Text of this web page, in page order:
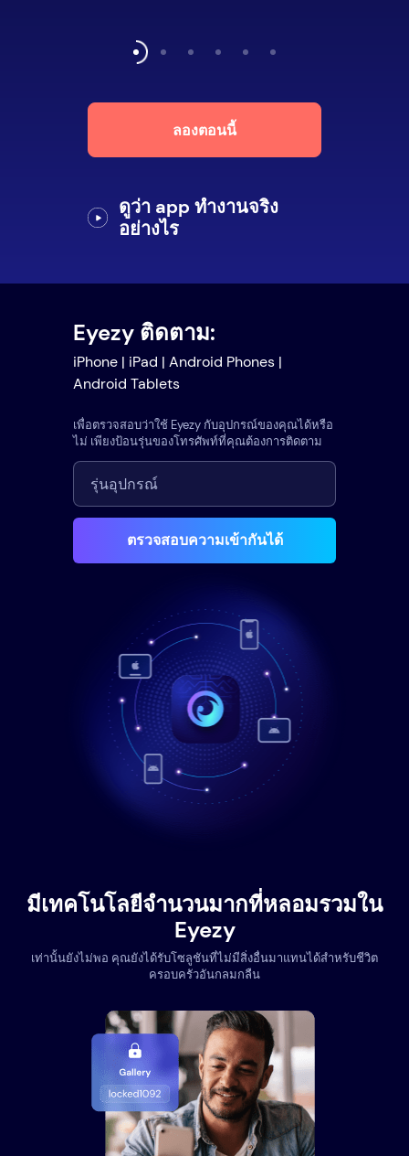
ลองตอนนี้
ดูว่า app ทำงานจริง
อย่างไร
Eyezy ติดตาม:
iPhone | iPad | Android Phones |
Android Tablets
เพื่อตรวจสอบว่าใช้ Eyezy กับอุปกรณ์ของคุณได้หรือ
ไม่ เพียงป้อนรุ่นของโทรศัพท์ที่คุณต้องการติดตาม
ตรวจสอบความเข้ากันได้
มีเทคโนโลยีจำนวนมากที่หลอมรวมใน
Eyezy
เท่านั้นยังไม่พอ คุณยังได้รับโซลูชันที่ไม่มีสิ่งอื่นมาแทนได้สำหรับชีวิต
ครอบครัวอันกลมกลืน